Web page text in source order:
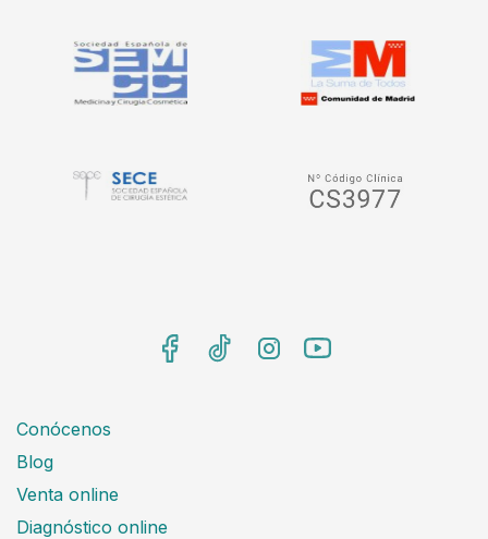
Conócenos
Blog
Venta online
Diagnóstico online